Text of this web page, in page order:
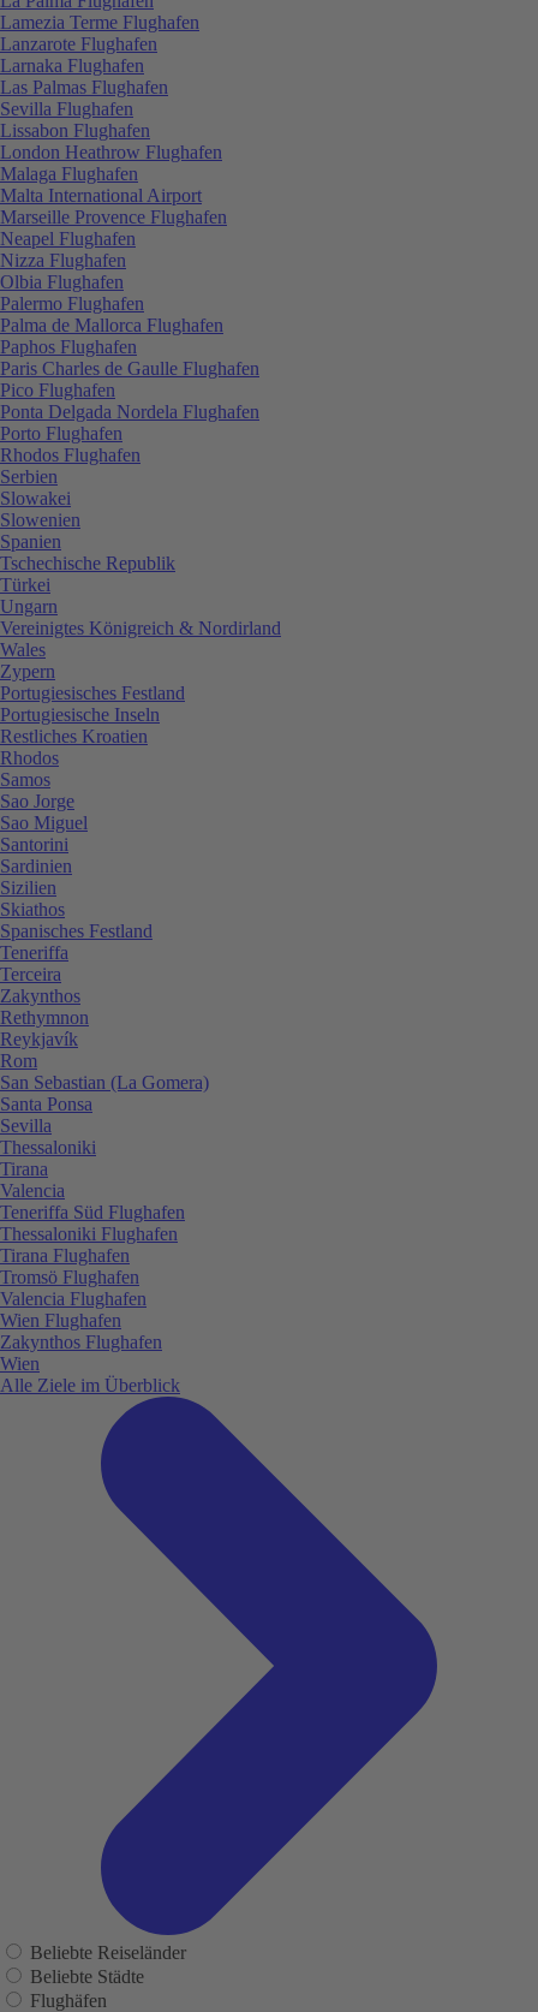
Lamezia Terme Flughafen
Lanzarote Flughafen
Larnaka Flughafen
Las Palmas Flughafen
Sevilla Flughafen
Lissabon Flughafen
London Heathrow Flughafen
Malaga Flughafen
Malta International Airport
Marseille Provence Flughafen
Neapel Flughafen
Nizza Flughafen
Olbia Flughafen
Palermo Flughafen
Palma de Mallorca Flughafen
Paphos Flughafen
Paris Charles de Gaulle Flughafen
Pico Flughafen
Ponta Delgada Nordela Flughafen
Porto Flughafen
Rhodos Flughafen
Serbien
Slowakei
Slowenien
Spanien
Tschechische Republik
Türkei
Ungarn
Vereinigtes Königreich & Nordirland
Wales
Zypern
Portugiesisches Festland
Portugiesische Inseln
Restliches Kroatien
Rhodos
Samos
Sao Jorge
Sao Miguel
Santorini
Sardinien
Sizilien
Skiathos
Spanisches Festland
Teneriffa
Terceira
Zakynthos
Rethymnon
Reykjavík
Rom
San Sebastian (La Gomera)
Santa Ponsa
Sevilla
Thessaloniki
Tirana
Valencia
Teneriffa Süd Flughafen
Thessaloniki Flughafen
Tirana Flughafen
Tromsö Flughafen
Valencia Flughafen
Wien Flughafen
Zakynthos Flughafen
Wien
Alle Ziele im Überblick
Beliebte Reiseländer
Beliebte Städte
Flughäfen